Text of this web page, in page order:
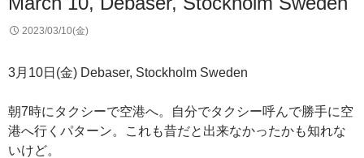
ツ
へ
キ
プ
2023/03/10(金)
3月10日(金) Debaser, Stockholm Sweden
朝7時にタクシーで空港へ。自分でタクシー呼んで勝手に空
港へ行くパターン。これも昔だと出来なかったかも知れな
いけど。